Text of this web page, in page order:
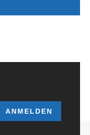
ANMELDEN